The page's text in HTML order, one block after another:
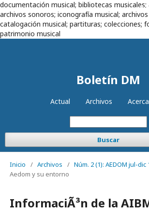
documentación musical; bibliotecas musicales;
archivos sonoros; iconografía musical;
catalogación musical; partituras; colecciones;
patrimonio musical
Boletín DM
Actual Archivos
Buscar
Inicio / Archivos / Núm. 2 (1): AEDOM jul-dic
Aedom y su entorno
InformaciÃ³n de la